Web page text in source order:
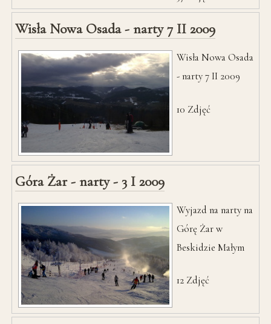
Wisła Nowa Osada - narty 7 II 2009
Wisła Nowa Osada
- narty 7 II 2009
10 Zdjęć
Góra Żar - narty - 3 I 2009
Wyjazd na narty na
Górę Żar w
Beskidzie Małym
12 Zdjęć